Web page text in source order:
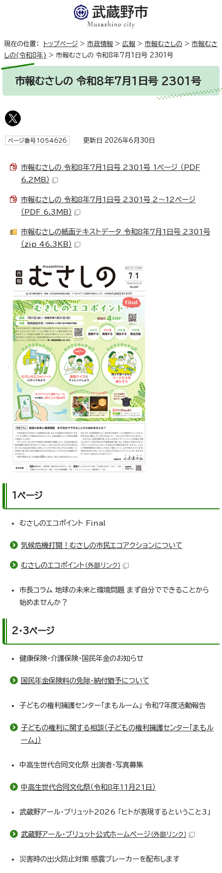
現在の位置： トップページ > 市政情報 > 広報 > 市報むさしの > 市報むさ
しの(令和8年) > 市報むさしの 令和8年7月1日号 2301号
市報むさしの 令和8年7月1日号 2301号
ページ番号1054626 更新日 2026年6月30日
市報むさしの 令和8年7月1日号 2301号 1ページ （PDF
6.2MB）
市報むさしの 令和8年7月1日号 2301号 2～12ページ
（PDF 6.3MB）
市報むさしの紙面テキストデータ 令和8年7月1日号 2301号
（zip 46.3KB）
1ページ
むさしのエコポイント Final
気候危機打開！むさしの市民エコアクションについて
むさしのエコポイント （外部リンク）
市長コラム 地球の未来と環境問題 まず自分でできることから
始めませんか？
2・3ページ
健康保険・介護保険・国民年金のお知らせ
国民年金保険料の免除・納付猶予について
子どもの権利擁護センター「まもルーム」 令和7年度活動報告
子どもの権利に関する相談（子どもの権利擁護センター「まもル
ーム」）
中高生世代合同文化祭 出演者・写真募集
中高生世代合同文化祭（令和8年11月21日）
武蔵野アール・ブリュット2026 「ヒトが表現するということ3」
武蔵野アール・ブリュット公式ホームページ （外部リンク）
災害時の出火防止対策 感震ブレーカーを配布します